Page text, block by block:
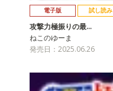
電子版 試し読み
攻撃力極振りの最…
ねこのゆーま
発売日：2025.06.26